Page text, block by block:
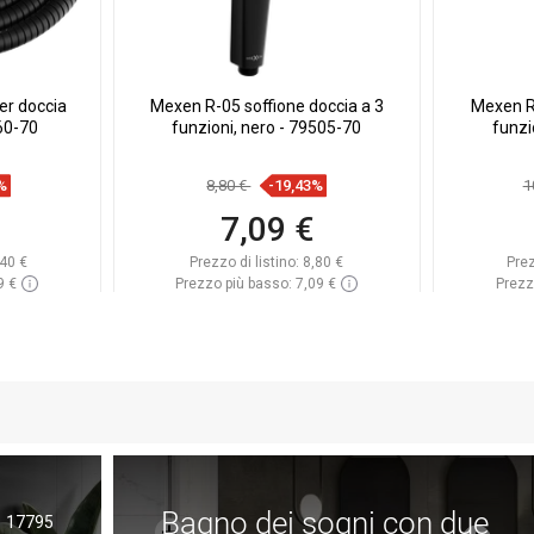
doccia
70
€
€
Mexen R-05 soffione doccia a 3
funzioni, nero - 79505-70
8,80 € -19,43%
7,09 €
Prezzo di listino: 8,80 €
Prezzo più basso: 7,09 €
Mexen
17795
Bagno dei sogni con due